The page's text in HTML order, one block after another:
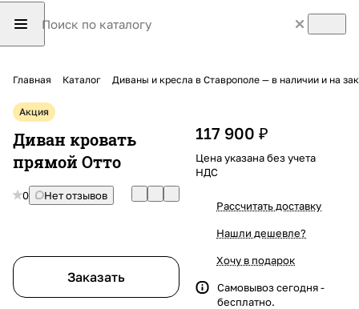
Главная Каталог Диваны и кресла в Ставрополе — в наличии и на
Акция
Диван кровать
прямой Отто
0 Нет отзывов
Заказать
117 900 ₽
Цена указана без учета
НДС
Рассчитать доставку
Нашли дешевле?
Хочу в подарок
Самовывоз сегодня -
бесплатно.